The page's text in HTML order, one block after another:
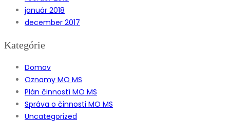
január 2018
december 2017
Kategórie
Domov
Oznamy MO MS
Plán činností MO MS
Správa o činnosti MO MS
Uncategorized